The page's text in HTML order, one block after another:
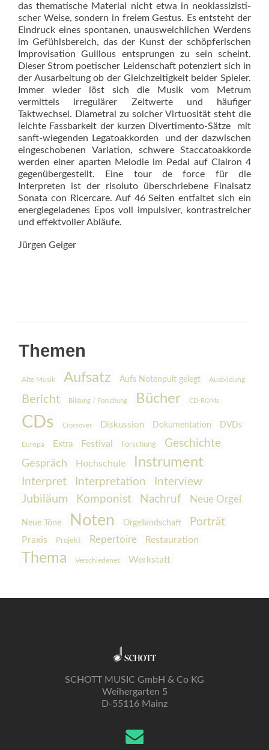
das thematische Material nicht etwa in neoklassi­zis­ti­
scher Weise, sondern in freiem Ges­tus. Es entsteht der
Eindruck eines spontanen, unausweichlichen Werdens
im Gefühlsbereich, das der Kunst der schöpferischen
Improvisation Guillous entsprungen zu sein scheint.
Dieser Strom poetischer Leidenschaft potenziert sich in
der Ausarbeitung ob der Gleichzeitigkeit beider Spieler.
Immer wieder löst sich die Musik vom Metrum
vermittels irregulärer Zeitwerte und häufiger
Taktwechsel. Diametral zu solcher Virtuosität steht die
leichte Fassbarkeit der kurzen Divertimen­to-Sätze  mit
sanft-wiegenden Le­ga­toakkorden  und der dazwischen
eingeschobenen Variation, schwere Staccatoakkorde
werden einer aparten Melodie im Pedal auf Clairon 4
gegenübergestellt. Eine tour de force für die
Interpreten ist der risoluto überschriebene Finalsatz
Sonata con Ricercare. Auf 46 Seiten entfaltet sich ein
energiegeladenes Epos voll impulsiver, kontrastreicher
und effektvoller Abläufe.
Jürgen Geiger
Themen
Alte Musik Aufsatz Aufs Notenpult gelegt Ausbildung
Bericht Bildung / Forschung Bücher CD-ROMs
CDs Crossover Diskussion Dokumentation DVDs
Europa Extra Festival Forschung Geschichte
Gespräch Hochschule Instrument
Interpret Interpretation
Interview
Jubiläum
Komponist Nachruf Neue Orgel
Neue Töne Noten Orgellandschaft Porträt
Praxis Projekt Repertoire Restauration
Thema Verschiedenes Werkstatt
SCHOTT MUSIC GmbH & Co KG
Weihergarten 5
D-55116 Mainz